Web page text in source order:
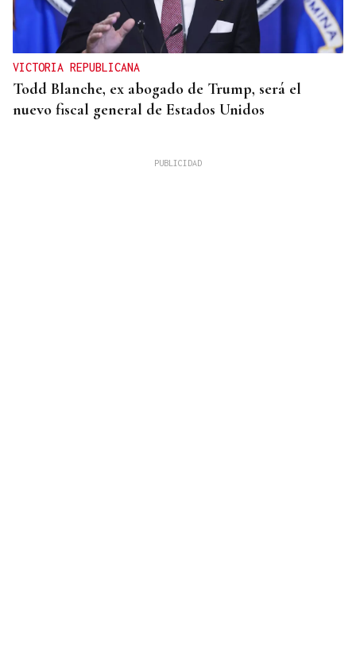
VICTORIA REPUBLICANA
Todd Blanche, ex abogado de Trump, será el
nuevo fiscal general de Estados Unidos